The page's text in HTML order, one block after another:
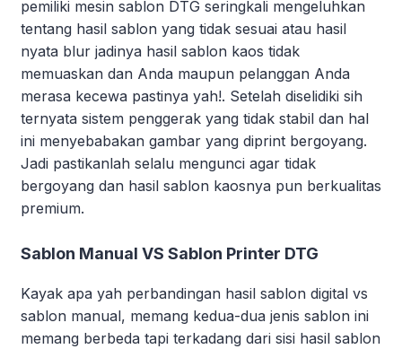
pemiliki mesin sablon DTG seringkali mengeluhkan
tentang hasil sablon yang tidak sesuai atau hasil
nyata blur jadinya hasil sablon kaos tidak
memuaskan dan Anda maupun pelanggan Anda
merasa kecewa pastinya yah!. Setelah diselidiki sih
ternyata sistem penggerak yang tidak stabil dan hal
ini menyebabakan gambar yang diprint bergoyang.
Jadi pastikanlah selalu mengunci agar tidak
bergoyang dan hasil sablon kaosnya pun berkualitas
premium.
Sablon Manual VS Sablon Printer DTG
Kayak apa yah perbandingan hasil sablon digital vs
sablon manual, memang kedua-dua jenis sablon ini
memang berbeda tapi terkadang dari sisi hasil sablon